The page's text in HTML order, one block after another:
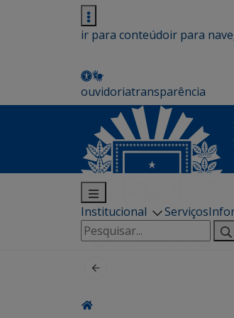
ir para conteúdoir para
ouvidoriatransparência
Institucional Serviços
Pesquisar
por: